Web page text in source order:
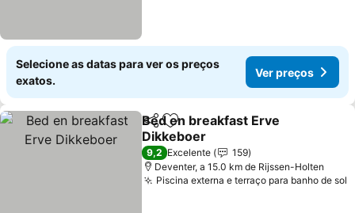
Selecione as datas para ver os preços
exatos.
Ver preços
PartilharAdicionar aos favoritos
Bed en breakfast Erve
Dikkeboer
Ver preços
9,2 Excelente
159
Deventer, a 15.0 km de Rijssen-Holten
Piscina externa e terraço para banho de sol